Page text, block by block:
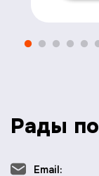
Рады
Email: